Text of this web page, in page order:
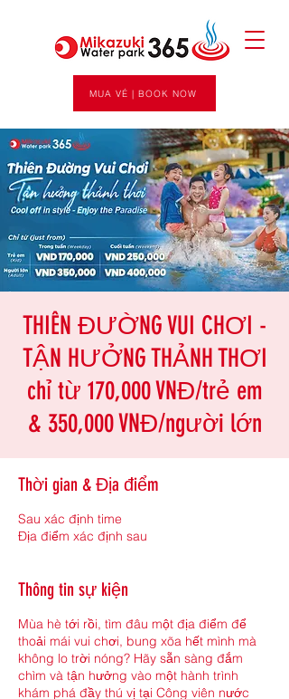
MUA VÉ | BOOK NOW
THIÊN ĐƯỜNG VUI CHƠI -
TẬN HƯỞNG THẢNH THƠI
chỉ từ 170,000 VNĐ/trẻ em
& 350,000 VNĐ/người lớn
Thời gian & Địa điểm
Sau xác định time
Địa điểm xác định sau
Thông tin sự kiện
Mùa hè tới rồi, tìm đâu một địa điểm để
thoải mái vui chơi, bung xõa hết mình mà
không lo trời nóng? Hãy sẵn sàng đắm
chìm và tận hưởng vào một hành trình
khám phá đầy thú vị tại Công viên nước